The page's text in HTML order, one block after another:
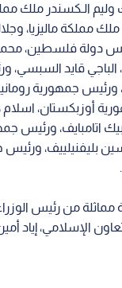
وليم الـكسندر ملك
مملكة ماليزيا،
دولة فلسطين،
الباجي قايد
ورئيس جمهورية
أوزبكستان،
اتامبايف، ورئيس
بليفنيلييف، ورئيس
مماثلة من رئيس
الإسلامي، إياد